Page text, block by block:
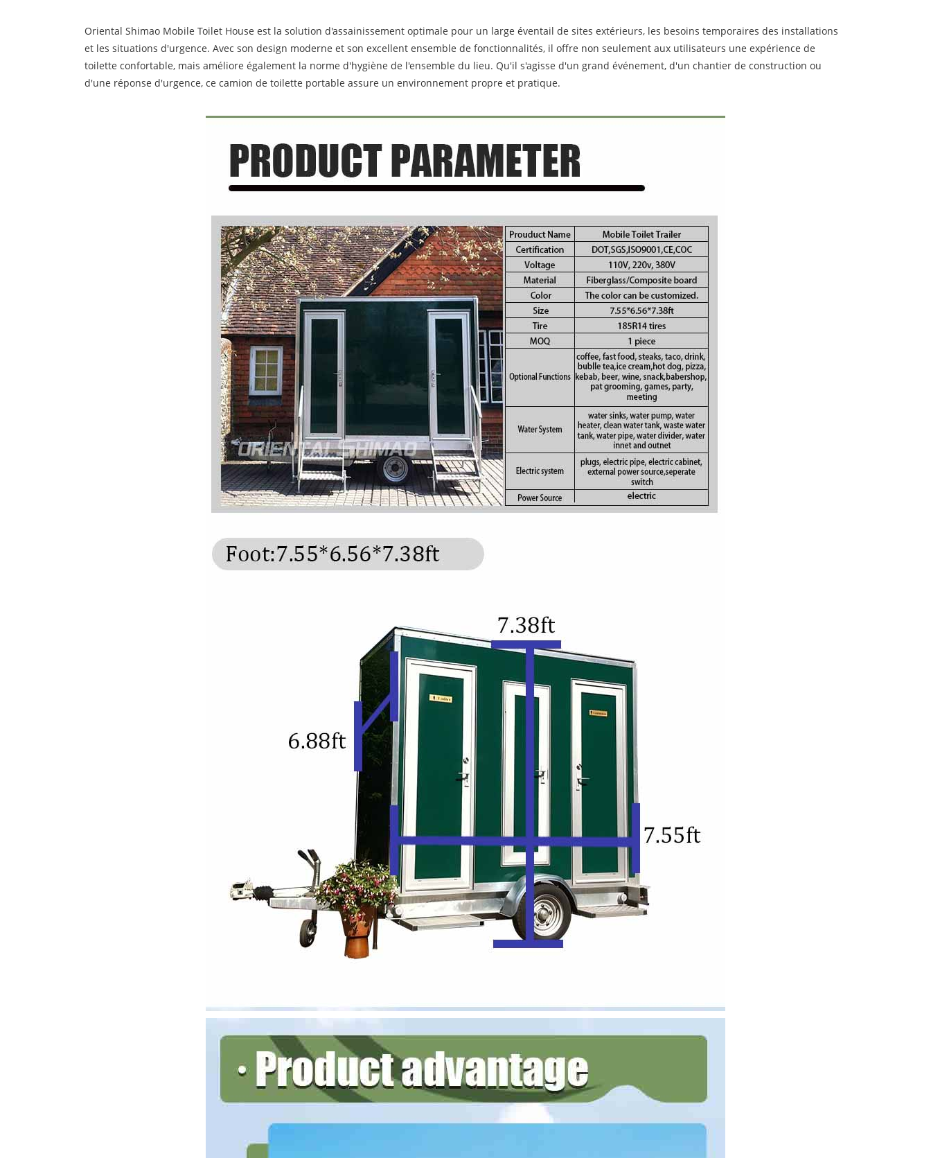
Oriental Shimao Mobile Toilet House est la solution d'assainissement optimale pour un large éventail de sites extérieurs, les besoins temporaires des installations
et les situations d'urgence. Avec son design moderne et son excellent ensemble de fonctionnalités, il offre non seulement aux utilisateurs une expérience de
toilette confortable, mais améliore également la norme d'hygiène de l'ensemble du lieu. Qu'il s'agisse d'un grand événement, d'un chantier de construction ou
d'une réponse d'urgence, ce camion de toilette portable assure un environnement propre et pratique.